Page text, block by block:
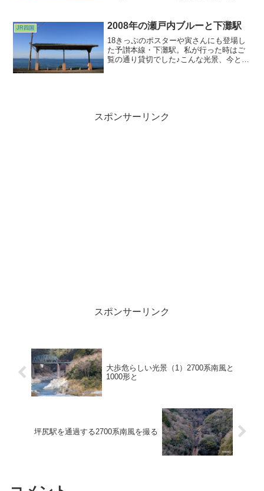
ャッ。そりゃこんなシートだったらお子
様狂喜乱舞でしょうよw
JR四国 2008年の瀬戸内ブルーと下灘駅
18きっぷのポスターや寅さんにも登場し
た予讃本線・下灘駅。私が行った時はご
覧の通り貸切でした♪こんな光景、今とな
スポンサーリンク
スポンサーリンク
大歩危らしい光景（1）2700系南風と
1000形と
坪尻駅を通過する2700系南風を撮る